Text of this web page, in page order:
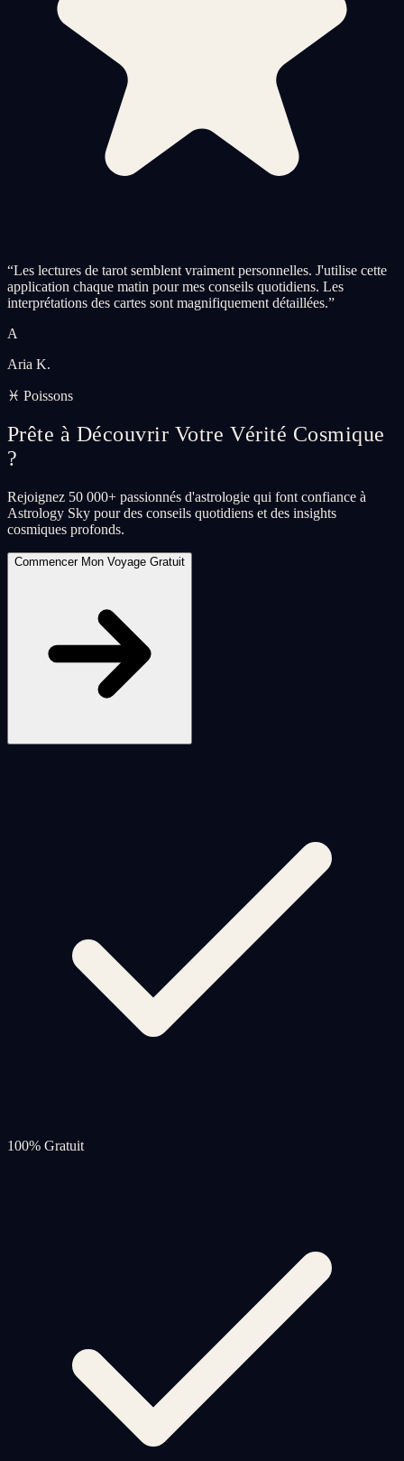
“Les lectures de tarot semblent vraiment personnelles. J'utilise cette
application chaque matin pour mes conseils quotidiens. Les
interprétations des cartes sont magnifiquement détaillées.”
A
Aria K.
♓ Poissons
Prête à Découvrir Votre Vérité Cosmique
?
Rejoignez 50 000+ passionnés d'astrologie qui font confiance à
Astrology Sky pour des conseils quotidiens et des insights
cosmiques profonds.
Commencer Mon Voyage Gratuit
100% Gratuit